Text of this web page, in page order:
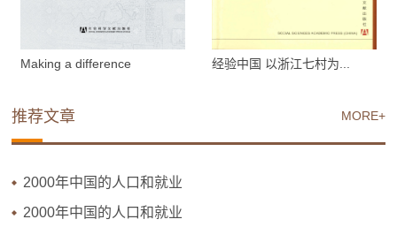
Making a difference 经验中国 以浙江七村为...
MORE+
推荐文章
2000年中国的人口和就业
2000年中国的人口和就业